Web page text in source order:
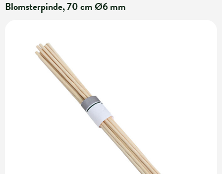
Blomsterpinde, 70 cm Ø6 mm